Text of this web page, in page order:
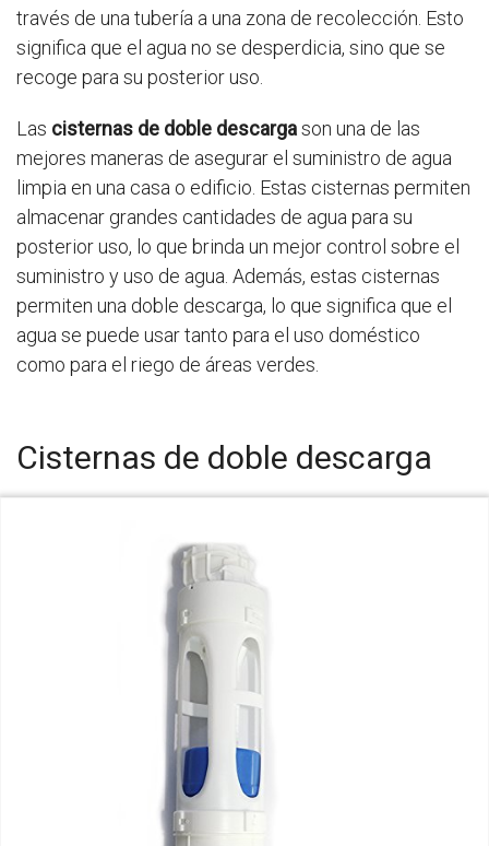
través de una tubería a una zona de recolección. Esto
significa que el agua no se desperdicia, sino que se
recoge para su posterior uso.
Las cisternas de doble descargason una de las
mejores maneras de asegurar el suministro de agua
limpia en una casa o edificio. Estas cisternas permiten
almacenar grandes cantidades de agua para su
posterior uso, lo que brinda un mejor control sobre el
suministro y uso de agua. Además, estas cisternas
permiten una doble descarga, lo que significa que el
agua se puede usar tanto para el uso doméstico
como para el riego de áreas verdes.
Cisternas de doble descarga